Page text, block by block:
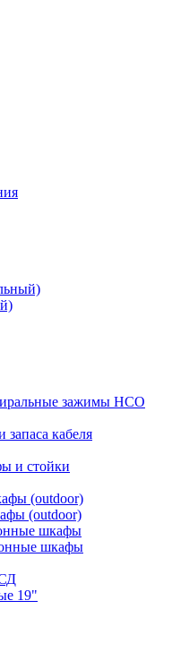
зажимы НСО
запаса кабеля
и стойки
(outdoor)
(outdoor)
шкафы
шкафы
19"